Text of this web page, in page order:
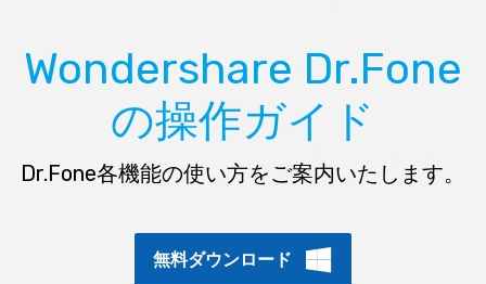
プラン＆価格
Dr.Fone Basic
デスクトップ製品
オンラインツール
製品活用＆サポート
製品活用
データ転送
Wondershare Dr.Fone
の操作ガイド
Dr.Fone各機能の使い方をご案内いたします。
無料ダウンロード